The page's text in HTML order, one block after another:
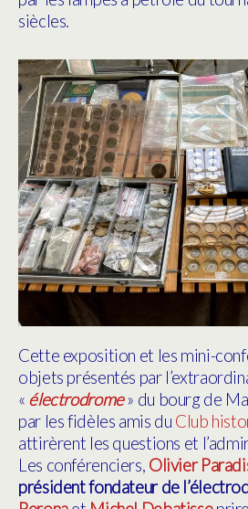
siècles.
Cette exposition et les mini-
objets présentés par
« électrodrome» du bourg de
par les fidèles amis du Club
attirèrent les questions et
Les conférenciers, Olivier
président fondateur de